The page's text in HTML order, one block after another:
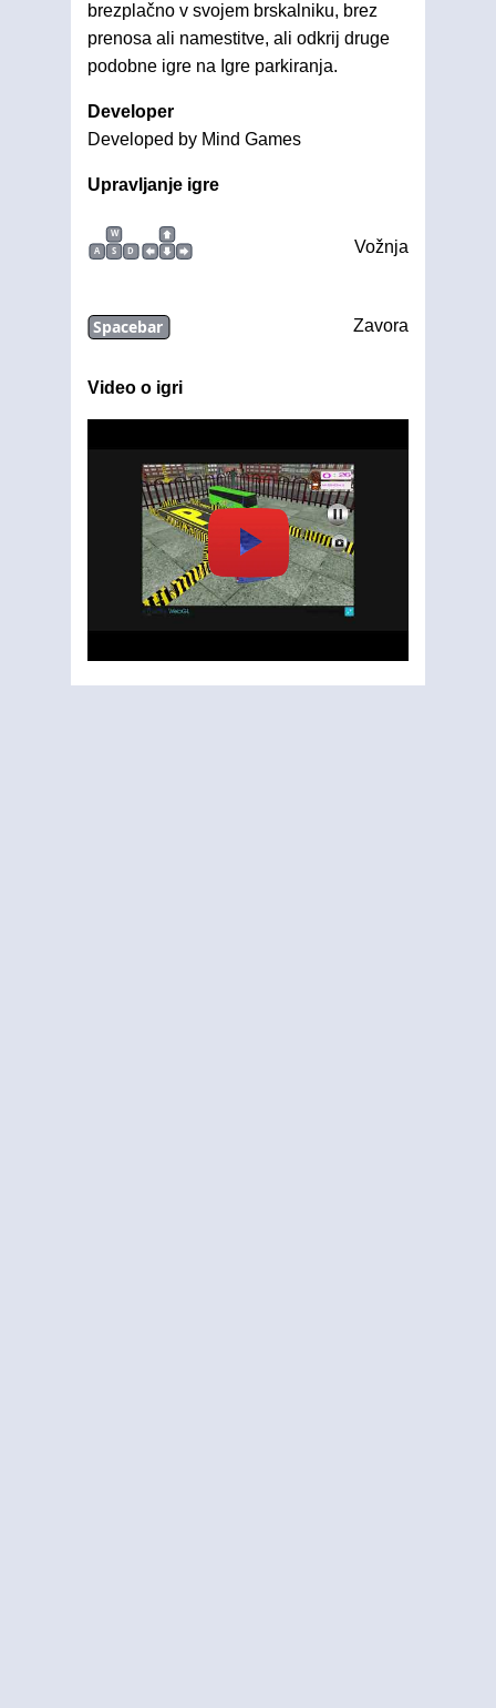
brezplačno v svojem brskalniku, brez
prenosa ali namestitve, ali odkrij druge
podobne igre na Igre parkiranja.
Developer
Developed by Mind Games
Upravljanje igre
W
A
S D Vožnja
Spacebar Zavora
Video o igri